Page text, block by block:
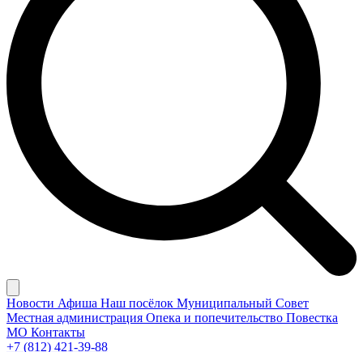
Новости Афиша Наш посёлок Муниципальный Совет
Местная администрация Опека и попечительство Повестка
МО Контакты
+7 (812) 421-39-88